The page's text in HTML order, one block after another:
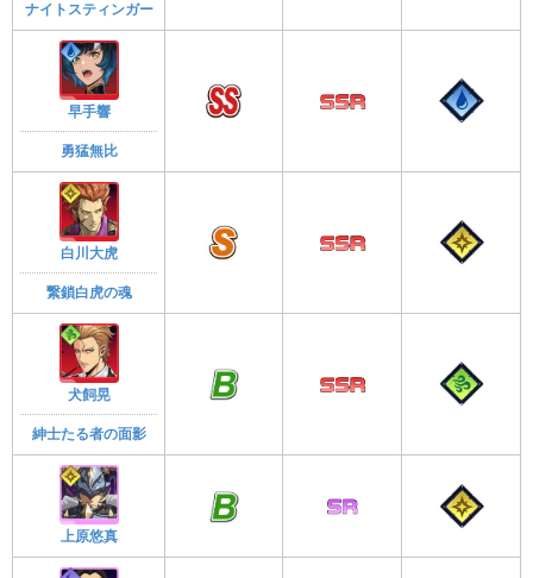
ナイトスティンガー
早手響
勇猛無比
白川大虎
繋鎖白虎の魂
犬飼晃
紳士たる者の面影
上原悠真